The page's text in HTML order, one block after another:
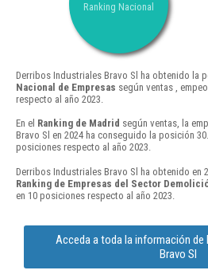
Ranking Nacional
Derribos Industriales Bravo Sl ha obtenido la
Nacional de Empresas según ventas ,
respecto al año 2023.
En el Ranking de Madrid según ventas, la
Bravo Sl en 2024 ha conseguido la posición
posiciones respecto al año 2023.
Derribos Industriales Bravo Sl ha obtenido en
Ranking de Empresas del Sector
en 10 posiciones respecto al año 2023.
Acceda a toda la información de
Bravo Sl